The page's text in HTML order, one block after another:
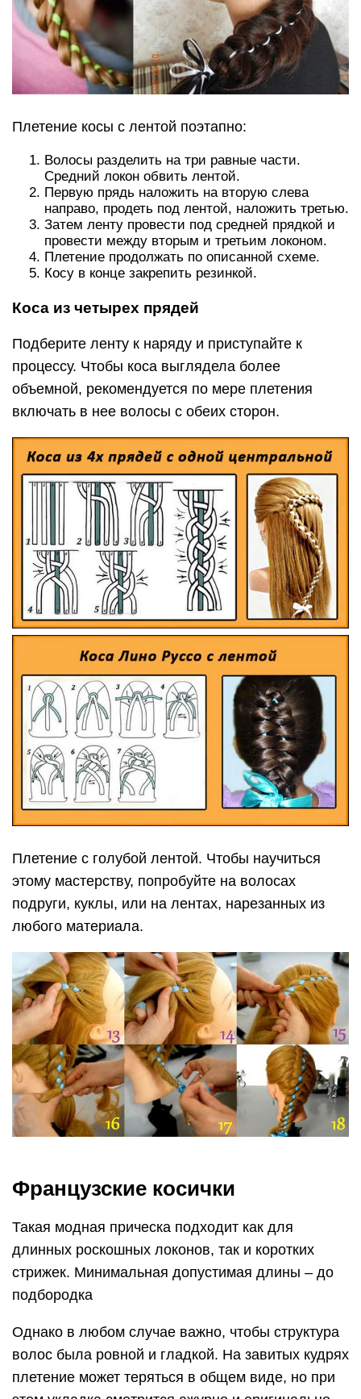
Плетение косы с лентой поэтапно:
Волосы разделить на три равные части.
Средний локон обвить лентой.
Первую прядь наложить на вторую слева
направо, продеть под лентой, наложить третью.
Затем ленту провести под средней прядкой и
провести между вторым и третьим локоном.
Плетение продолжать по описанной схеме.
Косу в конце закрепить резинкой.
Коса из четырех прядей
Подберите ленту к наряду и приступайте к
процессу. Чтобы коса выглядела более
объемной, рекомендуется по мере плетения
включать в нее волосы с обеих сторон.
Плетение с голубой лентой. Чтобы научиться
этому мастерству, попробуйте на волосах
подруги, куклы, или на лентах, нарезанных из
любого материала.
Французские косички
Такая модная прическа подходит как для
длинных роскошных локонов, так и коротких
стрижек. Минимальная допустимая длины – до
подбородка
Однако в любом случае важно, чтобы структура
волос была ровной и гладкой. На завитых кудрях
плетение может теряться в общем виде, но при